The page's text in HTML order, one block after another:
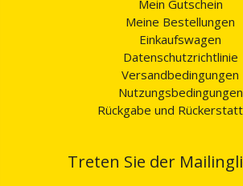
Mein Gutschein
Meine Bestellungen
Einkaufswagen
Datenschutzrichtlinie
Versandbedingungen
Nutzungsbedingungen
Rückgabe und
Treten Sie der